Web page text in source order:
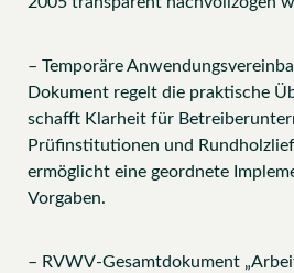
– Temporäre
Dokument regelt die praktische
schafft Klarheit für
Prüfinstitutionen und
ermöglicht eine geordnete
Vorgaben.
– RVWV-Gesamtdokument